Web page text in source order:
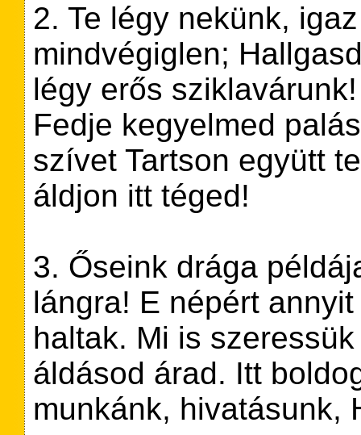
2. Te légy nekünk,
mindvégiglen;
légy erős
Fedje kegyelmed
szívet Tartson együtt
áldjon itt téged!
3. Őseink drága
lángra! E népért
haltak. Mi is
áldásod árad. Itt
munkánk, hivatásunk,